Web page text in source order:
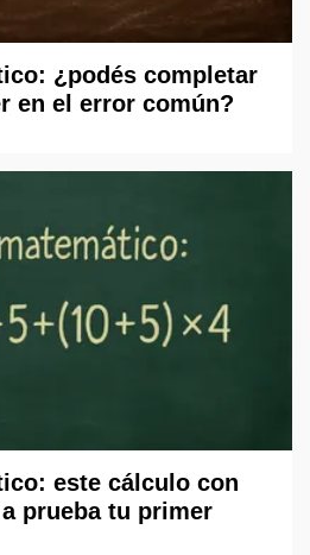
¿podés completar
en el error común?
este cálculo con
prueba tu primer